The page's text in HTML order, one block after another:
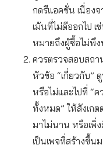
กดรีแอคชั่น เนื่อง
เม้นที่ไม่ดีออกไป
หมายถึงผู้ซื้อไม่พึ
ควรตรวจสอบสถา
หัวข้อ “เกี่ยวกับ”
หรือไม่และไปที่ “ค
ทั้งหมด” ให้สังเก
มาไม่นาน หรือเพิ่
เป็นเพจที่สร้างขึ้น